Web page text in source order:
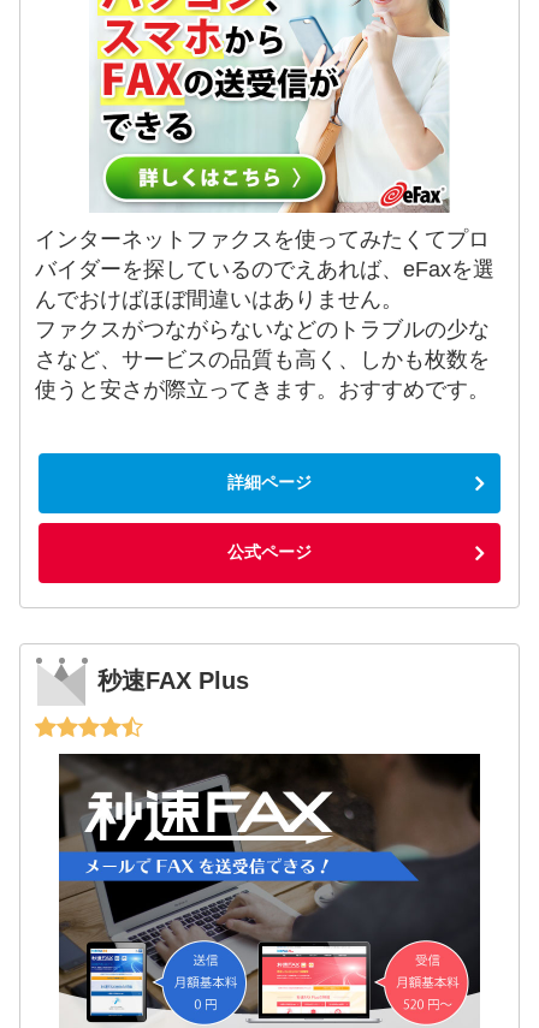
インターネットファクスを使ってみたくてプロ
バイダーを探しているのでえあれば、eFaxを選
んでおけばほぼ間違いはありません。
ファクスがつながらないなどのトラブルの少な
さなど、サービスの品質も高く、しかも枚数を
使うと安さが際立ってきます。おすすめです。
詳細ページ
公式ページ
秒速FAX Plus